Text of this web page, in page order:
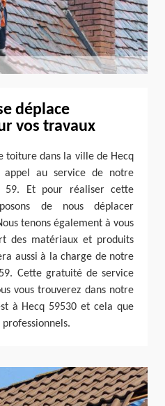
déplace
vos travaux
toiture dans la ville de Hecq
au service de notre
59. Et pour réaliser cette
de nous déplacer
tenons également à vous
des matériaux et produits
aussi à la charge de notre
Cette gratuité de service
vous trouverez dans notre
à Hecq 59530 et cela que